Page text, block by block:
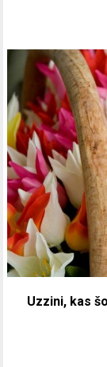
Uzzini, kas